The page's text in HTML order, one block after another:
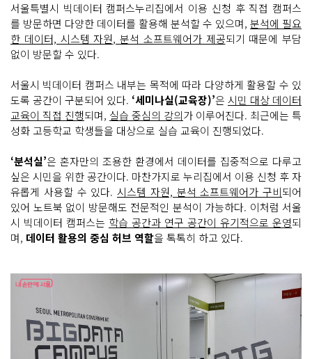
서울특별시 빅데이터 캠퍼스누리집에서 이용 신청 후 직접 캠퍼스
를 방문하면 다양한 데이터를 활용해 분석할 수 있으며, 분석에 필요
한 데이터, 시스템 자원, 분석 소프트웨어가 제공되기 때문에 부담
없이 방문할 수 있다.
서울시 빅데이터 캠퍼스 내부는 목적에 따라 다양하게 활용할 수 있
도록 공간이 구분되어 있다. ‘세미나실(교육장)’은 시민 대상 데이터
교육이 직접 진행되며, 실습 중심의 강의가 이루어진다. 최근에는 특
성화 고등학교 학생들을 대상으로 실습 교육이 진행되었다.
‘분석실’은 혼자만의 조용한 환경에서 데이터를 집중적으로 다루고
싶은 시민을 위한 공간이다. 마찬가지로 누리집에서 이용 신청 후 자
유롭게 사용할 수 있다. 시스템 자원, 분석 소프트웨어가 구비되어
있어 노트북 없이 방문해도 전문적인 분석이 가능하다. 이처럼 서울
시 빅데이터 캠퍼스는 학습 공간과 연구 공간이 유기적으로 운영되
며, 데이터 활용의 중심 허브 역할을 톡톡히 하고 있다.